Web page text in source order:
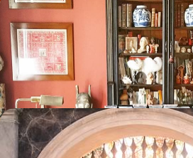
Au cœur de Naples - Un
Un long week-end pour faire le plein des
food, de la turbulence de l’une des plus
4 jours, de 1500 à 2000 €
Sud des Pouilles et Basilicate -
et la mer